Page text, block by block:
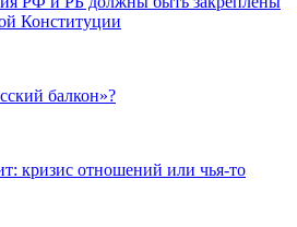
Конституции
балкон»?
кризис отношений или чья-то